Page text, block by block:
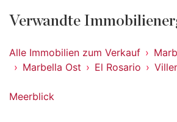
Verwandte
Alle Immobilien zum Verkauf
Marbella Ost
El Rosario
Meerblick